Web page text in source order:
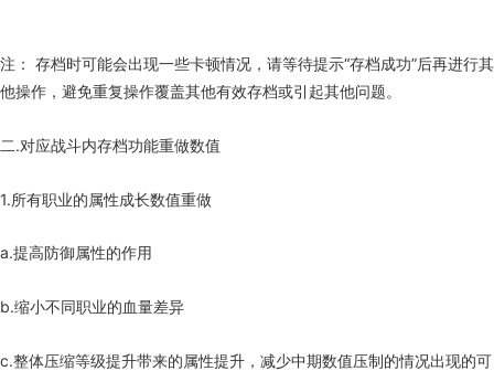
注： 存档时可能会出现一些卡顿情况，请等待提示“存档成功”后再进行其
他操作，避免重复操作覆盖其他有效存档或引起其他问题。
二.对应战斗内存档功能重做数值
1.所有职业的属性成长数值重做
a.提高防御属性的作用
b.缩小不同职业的血量差异
c.整体压缩等级提升带来的属性提升，减少中期数值压制的情况出现的可